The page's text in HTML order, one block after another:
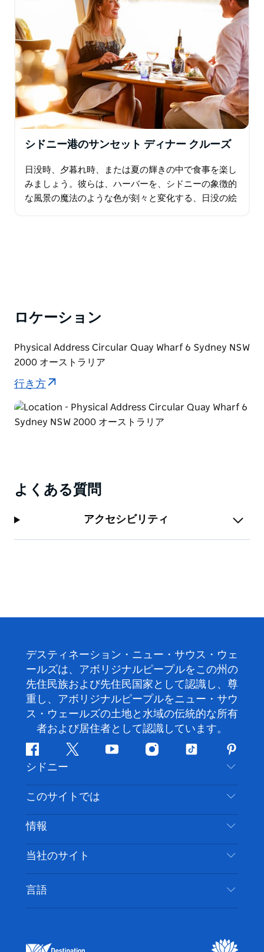
シドニー港のサンセット ディナー クルーズ
日没時、夕暮れ時、または夏の輝きの中で食事を楽し
みましょう。彼らは、ハーバーを、シドニーの象徴的
な風景の魔法のような色が刻々と変化する、日没の絵
ロケーション
Physical Address Circular Quay Wharf 6 Sydney NSW
2000 オーストラリア
行き方
よくある質問
アクセシビリティ
デスティネーション・ニュー・サウス・ウェ
ールズは、アボリジナルピープルをこの州の
先住民族および先住民国家として認識し、尊
重し、アボリジナルピープルをニュー・サウ
ス・ウェールズの土地と水域の伝統的な所有
者および居住者として認識しています。
フ
ェ
イ
ス
ブ
ッ
ク
ツ
ッ
タ
ー
ユ
チ
ー
イ
ス
グ
ム
テ
ッ
ト
ク
ピ
ン
タ
レ
ス
ト
シドニー
お問い合わせ
免責事項
クッキーに関する通知
このサイトでは
目的地
やるべきこと
イベント
宿泊施設
情報
旅行情報
アクセシブルシドニー
ビジネスを登録する
当社のサイト
言語